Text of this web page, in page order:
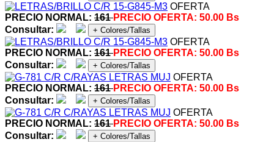
OFERTA
PRECIO NORMAL: 161PRECIO OFERTA: 50.00 Bs
Consultar:
+ Colores/Tallas
OFERTA
PRECIO NORMAL: 161PRECIO OFERTA: 50.00 Bs
Consultar:
+ Colores/Tallas
OFERTA
PRECIO NORMAL: 161PRECIO OFERTA: 50.00 Bs
Consultar:
+ Colores/Tallas
OFERTA
PRECIO NORMAL: 161PRECIO OFERTA: 50.00 Bs
Consultar:
+ Colores/Tallas